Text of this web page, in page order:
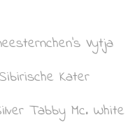
Vytja
Kater
Tabby Mc. White